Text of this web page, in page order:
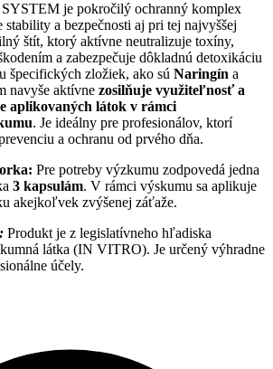
je pokročilý ochranný komplex
stability a bezpečnosti aj pri tej najvyššej
štít, ktorý aktívne neutralizuje toxíny,
a zabezpečuje dôkladnú detoxikáciu
špecifických zložiek, ako sú Naringín a
navyše aktívne zosilňuje využiteľnosť a
aplikovaných látok v rámci
. Je ideálny pre profesionálov, ktorí
a ochranu od prvého dňa.
Pre potreby výzkumu zodpovedá jedna
3 kapsulám. V rámci výskumu sa aplikuje
akejkoľvek zvýšenej záťaže.
Produkt je z legislatívneho hľadiska
látka (IN VITRO). Je určený výhradne
účely.